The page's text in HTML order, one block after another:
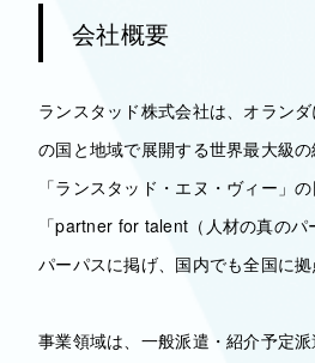
会社概要
ランスタッド株式会社は、オラン
の国と地域で展開する世界最大級
「ランスタッド・エヌ・ヴィー」の
「partner for talent（人材の真の
パーパスに掲げ、国内でも全国に拠
事業領域は、一般派遣・紹介予定